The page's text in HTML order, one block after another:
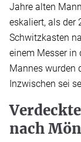
Jahre alten
eskaliert, als der
Schwitzkasten
einem Messer in
Mannes wurden
Inzwischen sei
nach